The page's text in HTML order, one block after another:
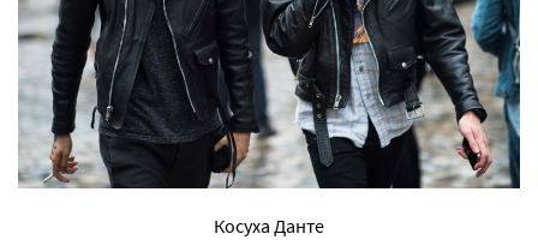
Косуха Данте